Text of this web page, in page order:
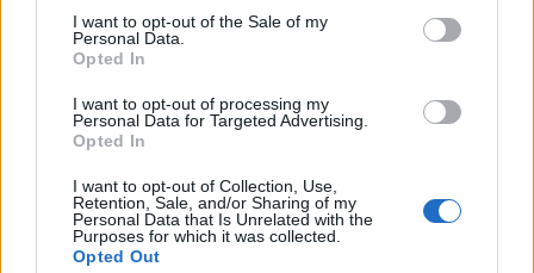
consent section.
I want to opt-out of the Sale of my
Personal Data.
Opted In
I want to opt-out of processing my
Personal Data for Targeted Advertising.
Opted In
I want to opt-out of Collection, Use,
Retention, Sale, and/or Sharing of my
Personal Data that Is Unrelated with the
Purposes for which it was collected.
Opted Out
Εθνική Παίδων: Ξέσπασε 86-63 στη Γεωργία, αλλά
αποχώρησε τραυματίας ο Σπανός